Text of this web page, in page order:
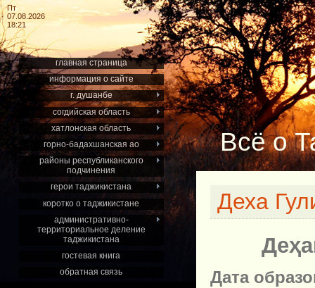
Пт
07.08.2026
18:21
главная страница
информация о сайте
г. душанбе
согдийская область
хатлонская область
горно-бадахшанская ао
районы республиканского
подчинения
герои таджикистана
коротко о таджикистане
административно-
территориальное деление
таджикистана
гостевая книга
обратная связь
Всё о
Деха
Дата